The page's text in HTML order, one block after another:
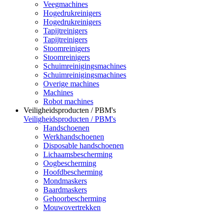
Veegmachines
Hogedrukreinigers
Hogedrukreinigers
Tapijtreinigers
Tapijtreinigers
Stoomreinigers
Stoomreinigers
Schuimreinigingsmachines
Schuimreinigingsmachines
Overige machines
Machines
Robot machines
Veiligheidsproducten / PBM's
Veiligheidsproducten / PBM's
Handschoenen
Werkhandschoenen
Disposable handschoenen
Lichaamsbescherming
Oogbescherming
Hoofdbescherming
Mondmaskers
Baardmaskers
Gehoorbescherming
Mouwovertrekken